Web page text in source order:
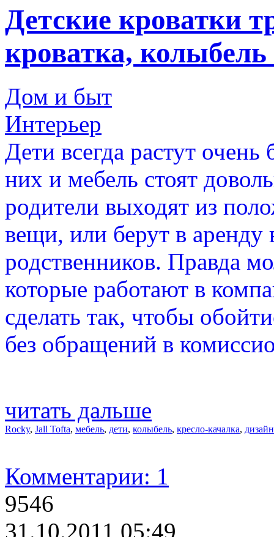
Детские кроватки
кроватка,
Дом и быт
Интерьер
Дети всегда растут
них и мебель стоят
родители выходят из
вещи, или берут в аренду
родственников. Правда
которые работают в
сделать так, чтобы
без обращений в
читать дальше
Rocky, Jall Tofta, мебель, дети, колыбель, кресло-качалка, дизайн
Комментарии: 1
9546
31.10.2011 05:49